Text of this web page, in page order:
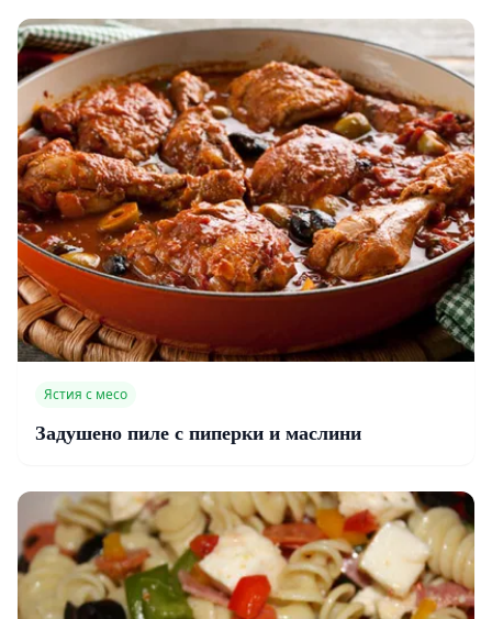
Ястия с месо
Задушено пиле с пиперки и маслини